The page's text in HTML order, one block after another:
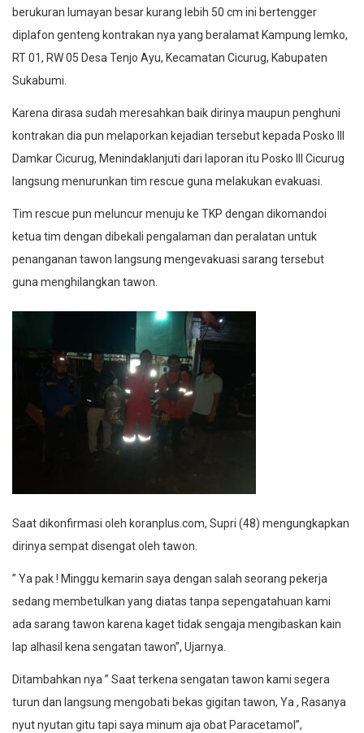
berukuran lumayan besar kurang lebih 50 cm ini bertengger
diplafon genteng kontrakan nya yang beralamat Kampung lemko,
RT 01, RW 05 Desa Tenjo Ayu, Kecamatan Cicurug, Kabupaten
Sukabumi.
Karena dirasa sudah meresahkan baik dirinya maupun penghuni
kontrakan dia pun melaporkan kejadian tersebut kepada Posko III
Damkar Cicurug, Menindaklanjuti dari laporan itu Posko III Cicurug
langsung menurunkan tim rescue guna melakukan evakuasi.
Tim rescue pun meluncur menuju ke TKP dengan dikomandoi
ketua tim dengan dibekali pengalaman dan peralatan untuk
penanganan tawon langsung mengevakuasi sarang tersebut
guna menghilangkan tawon.
Saat dikonfirmasi oleh koranplus.com, Supri (48) mengungkapkan
dirinya sempat disengat oleh tawon.
” Ya pak ! Minggu kemarin saya dengan salah seorang pekerja
sedang membetulkan yang diatas tanpa sepengatahuan kami
ada sarang tawon karena kaget tidak sengaja mengibaskan kain
lap alhasil kena sengatan tawon”, Ujarnya.
Ditambahkan nya ” Saat terkena sengatan tawon kami segera
turun dan langsung mengobati bekas gigitan tawon, Ya , Rasanya
nyut nyutan gitu tapi saya minum aja obat Paracetamol”,